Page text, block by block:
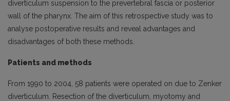
diverticulum suspension to the prevertebral fascia or posterior
wall of the pharynx. The aim of this retrospective study was to
analyse postoperative results and reveal advantages and
disadvantages of both these methods.
Patients and methods
From 1990 to 2004, 58 patients were operated on due to Zenker
diverticulum. Resection of the diverticulum, myotomy and